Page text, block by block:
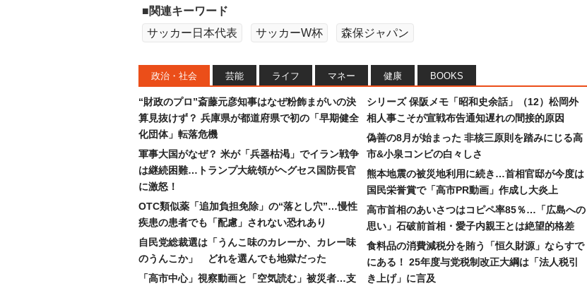
■関連キーワード
サッカー日本代表
サッカーW杯 森保ジャパン
政治・社会 芸能 ライフ マネー 健康 BOOKS
“財政のプロ”斎藤元彦知事はなぜ粉飾まがいの決
算見抜けず？ 兵庫県が都道府県で初の「早期健全
化団体」転落危機
軍事大国がなぜ？ 米が「兵器枯渇」でイラン戦争
は継続困難…トランプ大統領がヘグセス国防長官
に激怒！
OTC類似薬「追加負担免除」の“落とし穴”…慢性
疾患の患者でも「配慮」されない恐れあり
自民党総裁選は「うんこ味のカレーか、カレー味
のうんこか」 どれを選んでも地獄だった
「高市中心」視察動画と「空気読む」被災者…支
シリーズ 保阪メモ「昭和史余話」（12）松岡外
相人事こそが宣戦布告通知遅れの間接的原因
偽善の8月が始まった 非核三原則を踏みにじる高
市&小泉コンビの白々しさ
熊本地震の被災地利用に続き…首相官邸が今度は
国民栄誉賞で「高市PR動画」作成し大炎上
高市首相のあいさつはコピペ率85％…「広島への
思い」石破前首相・愛子内親王とは絶望的格差
食料品の消費減税分を賄う「恒久財源」ならすで
にある！ 25年度与党税制改正大綱は「法人税引
き上げ」に言及